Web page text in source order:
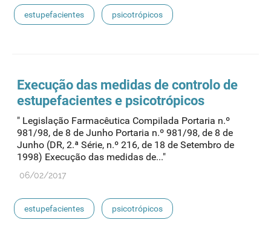
estupefacientes psicotrópicos
Execução das medidas de controlo de
estupefacientes e psicotrópicos
" Legislação Farmacêutica Compilada Portaria n.º
981/98, de 8 de Junho Portaria n.º 981/98, de 8 de
Junho (DR, 2.ª Série, n.º 216, de 18 de Setembro de
1998) Execução das medidas de..."
06/02/2017
estupefacientes psicotrópicos